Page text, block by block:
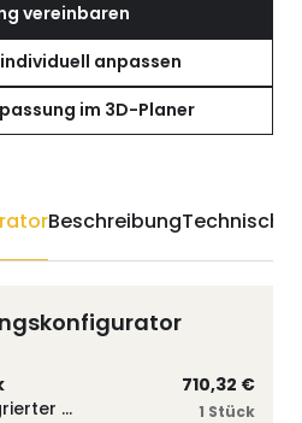
vereinbaren
anpassen
im 3D-Planer
BeschreibungTechnische
LAURUS Integrierter Kühlautomat LKG122E LKG122E
710,32 €
1 Stück